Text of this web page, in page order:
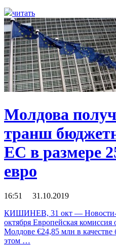
читать
Молдова
транш
ЕС в размере
евро
16:51 31.10.2019
КИШИНЕВ, 31 окт — Новости-
октября Европейская комиссия
Молдове €24,85 млн в
этом …